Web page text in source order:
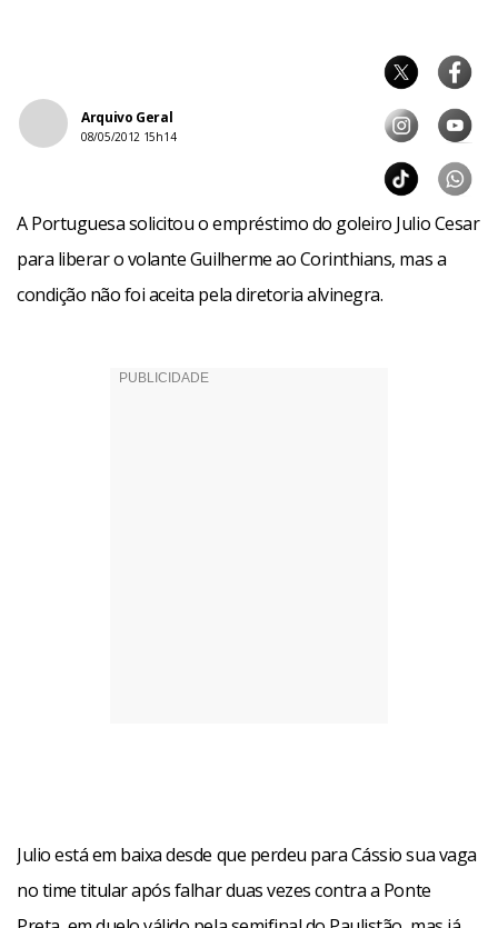
Arquivo Geral
08/05/2012 15h14
A Portuguesa solicitou o empréstimo do goleiro Julio Cesar
para liberar o volante Guilherme ao Corinthians, mas a
condição não foi aceita pela diretoria alvinegra.
Julio está em baixa desde que perdeu para Cássio sua vaga
no time titular após falhar duas vezes contra a Ponte